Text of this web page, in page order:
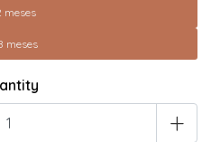
meses
meses
+